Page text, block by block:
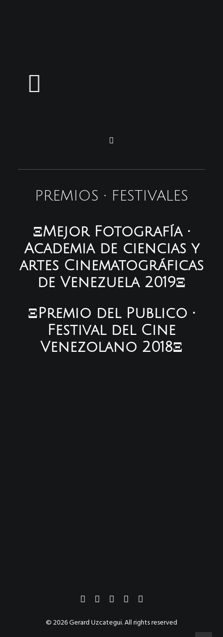
PREMIOS • FESTIVALES
ΞMejor Fotografía •
Academia de ciencias y
artes Cinematográficas
de Venezuela 2019Ξ
ΞPremio del Publico •
Festival del Cine
Venezolano 2018Ξ
© 2026 Gerard Uzcategui. All rights reserved